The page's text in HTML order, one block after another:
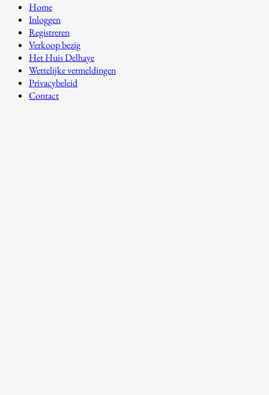
Home
Inloggen
Registreren
Verkoop bezig
Het Huis Delhaye
Wettelijke vermeldingen
Privacybeleid
Contact